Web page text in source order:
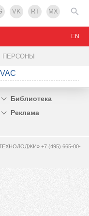
VK RT MX
ПЕРСОНЫ
EN
Библиотека
Реклама
+7 (495) 665-00-